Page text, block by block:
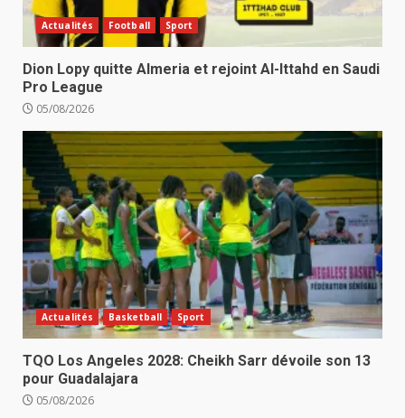
Actualités Football Sport
Dion Lopy quitte Almeria et rejoint Al-Ittahd en Saudi
Pro League
05/08/2026
Actualités Basketball Sport
TQO Los Angeles 2028: Cheikh Sarr dévoile son 13
pour Guadalajara
05/08/2026